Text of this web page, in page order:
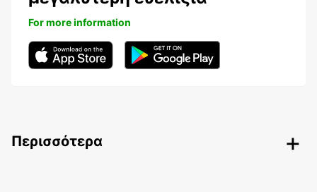
For more information
Περισσότερα